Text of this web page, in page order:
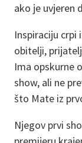
ako je uvjeren
Inspiraciju crpi
obitelji,
Ima opskurne
show, ali ne
što Mate iz
Njegov prvi